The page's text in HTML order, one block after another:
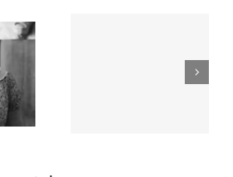
of
Yaïr Golan : une